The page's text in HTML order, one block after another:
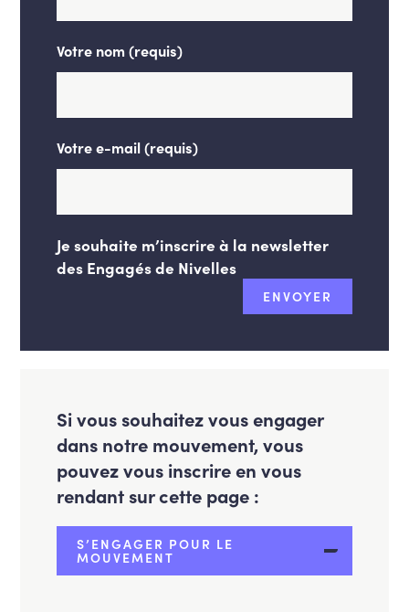
Votre nom (requis)
Votre e-mail (requis)
Je souhaite m’inscrire à la newsletter
des Engagés de Nivelles
Si vous souhaitez vous engager
dans notre mouvement, vous
pouvez vous inscrire en vous
rendant sur cette page :
S’ENGAGER POUR LE
MOUVEMENT